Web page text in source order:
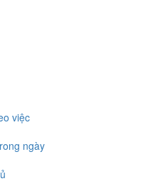
việc
ngày